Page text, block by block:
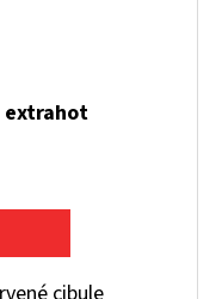
extrahot